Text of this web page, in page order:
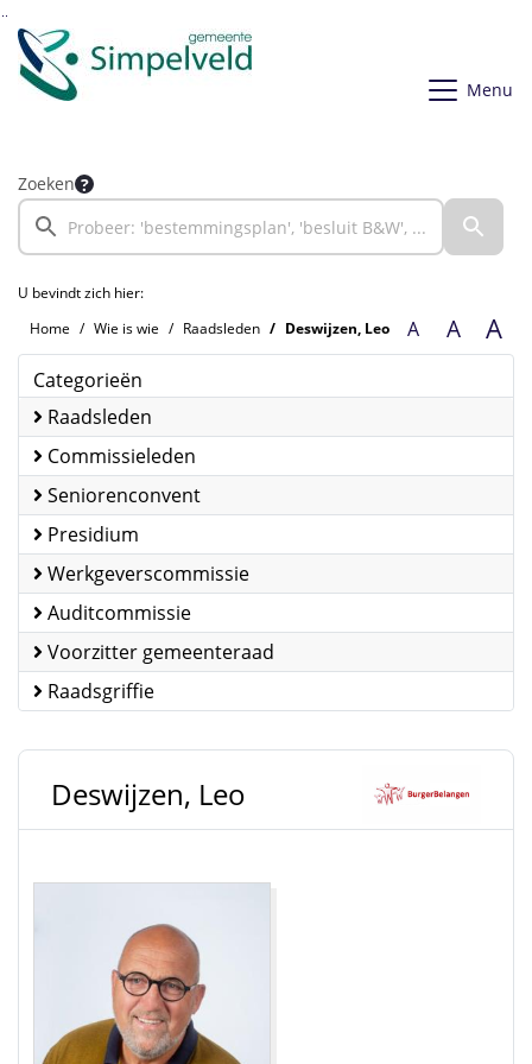
Ga naar de inhoud van deze pagina
Ga naar het zoeken
Ga naar het menu
Menu
Zoeken
U bevindt zich hier:
Home
Wie is wie Raadsleden Deswijzen, Leo A A A
Categorieën
Raadsleden
Commissieleden
Seniorenconvent
Presidium
Werkgeverscommissie
Auditcommissie
Voorzitter gemeenteraad
Raadsgriffie
Deswijzen, Leo